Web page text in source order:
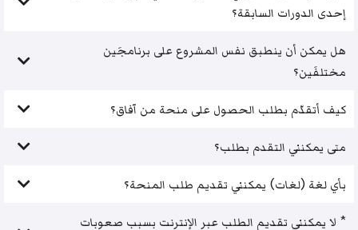
إحدى الدورات السابقة؟
هل يمكن أن ينطبق نفس المشروع على برنامجَين
مختلفَين؟
كيف أتقدّم بطلب الحصول على منحة من آفاق؟
متى يمكنني التقدم بطلب؟
بأي لغة (لغات) يمكنني تقديم طلب المنحة؟
* لا يمكنني تقديم الطلب عبر الإنترنت بسبب صعوبات